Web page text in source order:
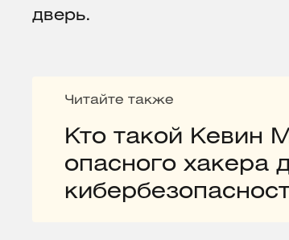
дверь.
Читайте также
Кто такой Кевин
опасного хакера